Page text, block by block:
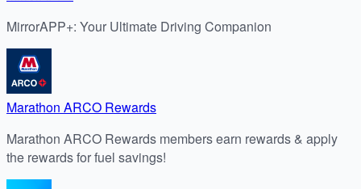
MirrorAPP+: Your Ultimate Driving Companion
Marathon ARCO Rewards
Marathon ARCO Rewards members earn rewards & apply
the rewards for fuel savings!